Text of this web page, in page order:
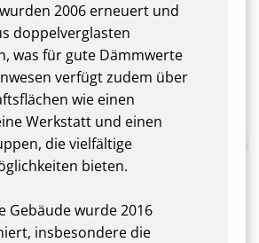
2006 erneuert und
doppelverglasten
was für gute Dämmwerte
verfügt zudem über
wie einen
Werkstatt und einen
die vielfältige
bieten.
Gebäude wurde 2016
insbesondere die